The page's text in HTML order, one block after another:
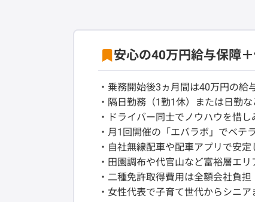
安心の40万円給与保障
・乗務開始後3ヵ月間は40万円の給
・隔日勤務（1勤1休）または日勤
・ドライバー同士でノウハウを惜
・月1回開催の「エバラボ」でベテ
・自社無線配車や配車アプリで安
・田園調布や代官山など富裕層エ
・二種免許取得費用は全額会社負担
・女性代表で子育て世代からシニ